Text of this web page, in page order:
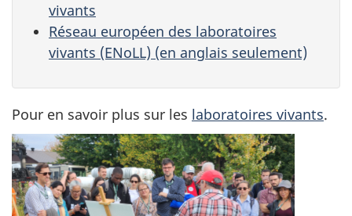
vivants
Réseau européen des laboratoires
vivants (ENoLL) (en anglais seulement)
Pour en savoir plus sur les laboratoires vivants.